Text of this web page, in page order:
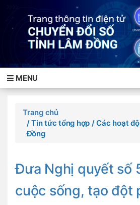
MENU
Trang chủ
/ Tin tức tổng hợp / Các hoạt
Đồng
Đưa Nghị quyết số
cuộc sống, tạo đột